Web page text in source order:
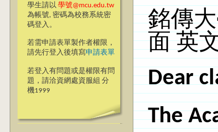
學生請以 學號@mcu.edu.tw
為帳號, 密碼為校務系統密
碼登入。
若需申請表單製作者權限，
請先行登入後填寫申請表單
若登入有問題或是權限有問
題，請洽資網處資服組 分
機1999
銘傳
面 英
Dear
The